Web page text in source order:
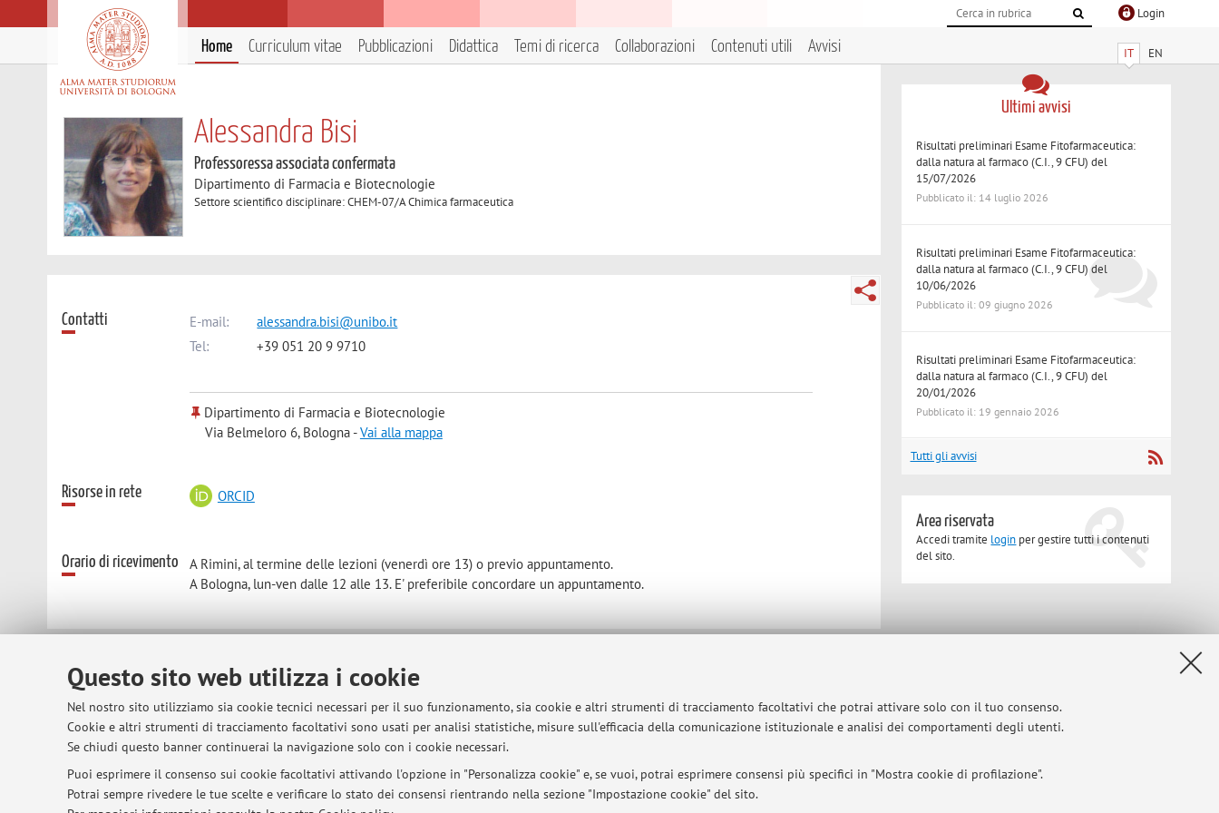
Questo sito web utilizza i cookie
Nel nostro sito utilizziamo sia cookie tecnici necessari per il suo funzionamento, sia cookie e altri strumenti di tracciamento facoltativi che potrai attivare solo con il tuo consenso.
Cookie e altri strumenti di tracciamento facoltativi sono usati per analisi statistiche, misure sull'efficacia della comunicazione istituzionale e analisi dei comportamenti degli utenti.
Se chiudi questo banner continuerai la navigazione solo con i cookie necessari.
Puoi esprimere il consenso sui cookie facoltativi attivando l'opzione in "Personalizza cookie" e, se vuoi, potrai esprimere consensi più specifici in "Mostra cookie di profilazione".
Potrai sempre rivedere le tue scelte e verificare lo stato dei consensi rientrando nella sezione "Impostazione cookie" del sito.
Login
IT EN
Home Curriculum vitae Pubblicazioni Didattica Temi di ricerca Collaborazioni Contenuti utili Avvisi
Alessandra Bisi
Professoressa associata confermata
Dipartimento di Farmacia e Biotecnologie
Settore scientifico disciplinare: CHEM-07/A Chimica farmaceutica
Contatti E-mail:
alessandra.bisi@unibo.it
Tel:
+39 051 20 9 9710
Dipartimento di Farmacia e Biotecnologie
Via Belmeloro 6, Bologna -Vai alla mappa
Risorse in rete ORCID
Orario di ricevimento
A Rimini, al termine delle lezioni (venerdì ore 13) o previo appuntamento.
A Bologna, lun-ven dalle 12 alle 13. E' preferibile concordare un appuntamento.
Ultimi avvisi
Risultati preliminari Esame Fitofarmaceutica:
dalla natura al farmaco (C.I., 9 CFU) del
15/07/2026
Pubblicato il: 14 luglio 2026
Risultati preliminari Esame Fitofarmaceutica:
dalla natura al farmaco (C.I., 9 CFU) del
10/06/2026
Pubblicato il: 09 giugno 2026
Risultati preliminari Esame Fitofarmaceutica:
dalla natura al farmaco (C.I., 9 CFU) del
20/01/2026
Pubblicato il: 19 gennaio 2026
Tutti gli avvisi
Area riservata
Accedi tramite login per gestire tutti i contenuti
del sito.
© 2026 - ALMA MATER STUDIORUM - Università di Bologna - Via Zamboni, 33 - 40126 Bologna - Partita IVA: 01131710376